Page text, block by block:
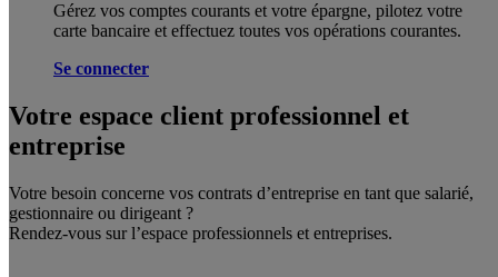
Gérez vos comptes courants et votre épargne, pilotez votre
carte bancaire et effectuez toutes vos opérations courantes.
Se connecter
Votre espace client professionnel et
entreprise
Votre besoin concerne vos contrats d’entreprise en tant que salarié,
gestionnaire ou dirigeant ?
Rendez-vous sur l’espace professionnels et entreprises.